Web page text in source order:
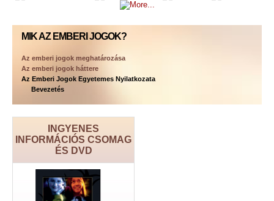
MIK AZ EMBERI JOGOK?
Az emberi jogok meghatározása
Az emberi jogok háttere
Az Emberi Jogok Egyetemes Nyilatkozata
Bevezetés
INGYENES
INFORMÁCIÓS CSOMAG
ÉS DVD